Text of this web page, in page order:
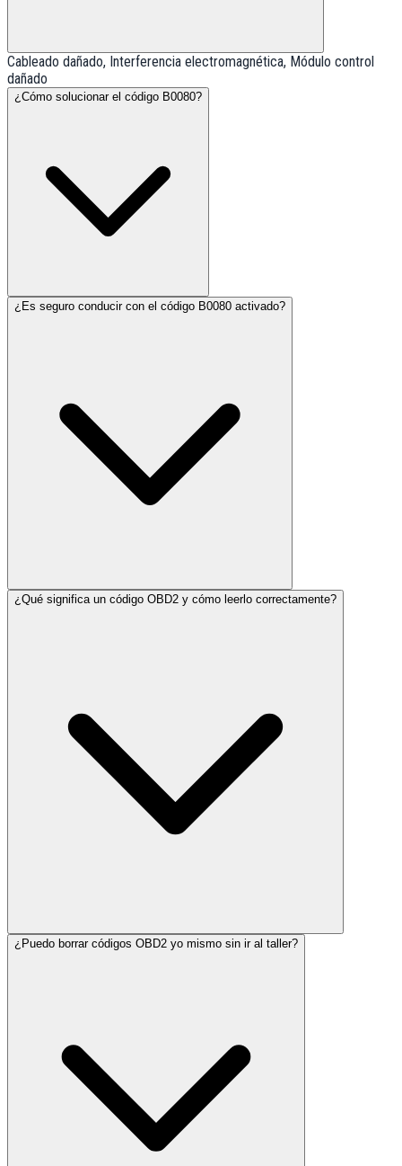
Cableado dañado, Interferencia electromagnética, Módulo control
dañado
¿Cómo solucionar el código B0080?
¿Es seguro conducir con el código B0080 activado?
¿Qué significa un código OBD2 y cómo leerlo correctamente?
¿Puedo borrar códigos OBD2 yo mismo sin ir al taller?